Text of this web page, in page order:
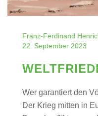
Franz-Ferdinand
22. September 2023
Wer garantiert den
Der Krieg mitten in